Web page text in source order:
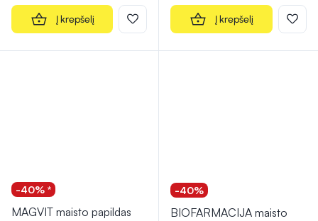
Į krepšelį Į krepšelį
-40% *
MAGVIT maisto papildas
-40%
BIOFARMACIJA maisto